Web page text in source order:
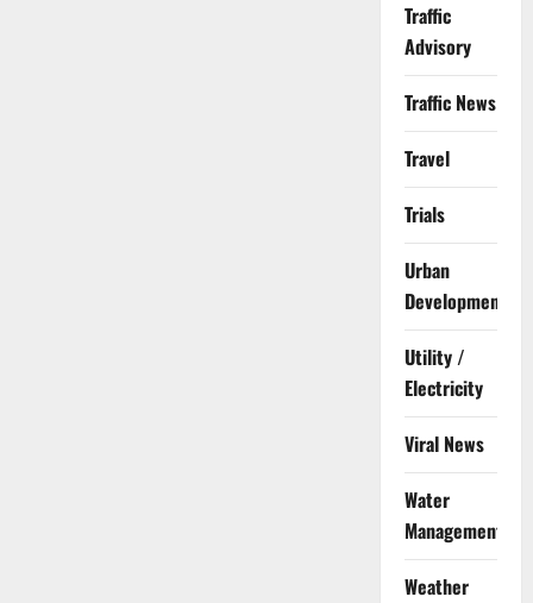
Traffic
Advisory
Traffic News
Travel
Trials
Urban
Development
Utility /
Electricity
Viral News
Water
Management
Weather